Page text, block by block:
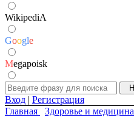
WikipediA
Google
Megapoisk
Вход | Регистрация
Главная
Здоровье и медицина